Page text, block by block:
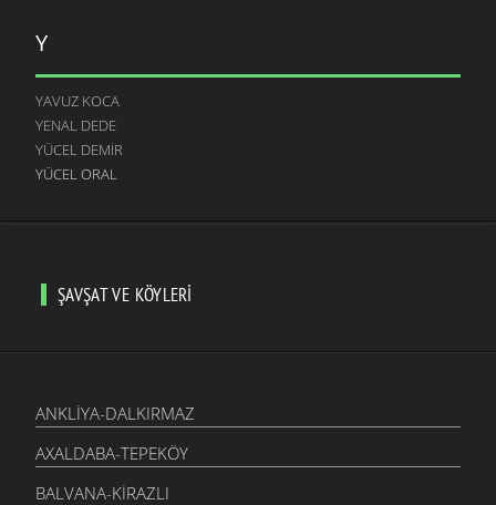
Y
YAVUZ KOCA
YENAL DEDE
YÜCEL DEMIR
YÜCEL ORAL
ŞAVŞAT VE KÖYLERI
ANKLIYA-DALKIRMAZ
AXALDABA-TEPEKÖY
BALVANA-KIRAZLI